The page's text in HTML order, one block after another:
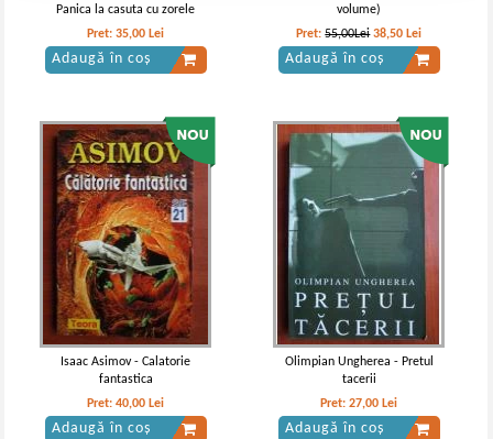
Panica la casuta cu zorele
Pret:35,00 Lei
Adaugă în coș
volume)
Pret:55,00Lei 38,50 Lei
Adaugă în coș
Isaac Asimov - Calatorie
fantastica
Pret:40,00 Lei
Adaugă în coș
Olimpian Ungherea - Pretul
tacerii
Pret:27,00 Lei
Adaugă în coș